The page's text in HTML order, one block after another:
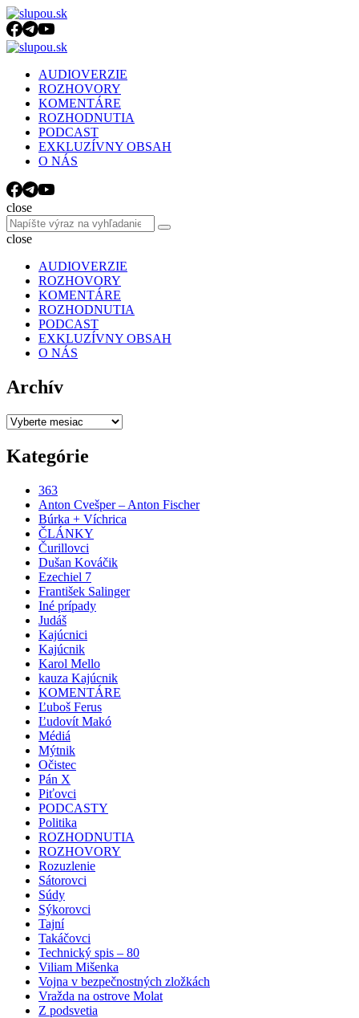
Menu
Search
Menu slupou.sk
AUDIOVERZIE
ROZHOVORY
KOMENTÁRE
ROZHODNUTIA
PODCAST
EXKLUZÍVNY OBSAH
O NÁS
Search
close
Search
for:
Search
close
AUDIOVERZIE
ROZHOVORY
KOMENTÁRE
ROZHODNUTIA
PODCAST
EXKLUZÍVNY OBSAH
O NÁS
Archív
Archív
Kategórie
363
Anton Cvešper – Anton Fischer
Búrka + Víchrica
ČLÁNKY
Čurillovci
Dušan Kováčik
Ezechiel 7
František Salinger
Iné prípady
Judáš
Kajúcnici
Kajúcnik
Karol Mello
kauza Kajúcnik
KOMENTÁRE
Ľuboš Ferus
Ľudovít Makó
Médiá
Mýtnik
Očistec
Pán X
Piťovci
PODCASTY
Politika
ROZHODNUTIA
ROZHOVORY
Rozuzlenie
Sátorovci
Súdy
Sýkorovci
Tajní
Takáčovci
Technický spis – 80
Viliam Mišenka
Vojna v bezpečnostných zložkách
Vražda na ostrove Molat
Z podsvetia